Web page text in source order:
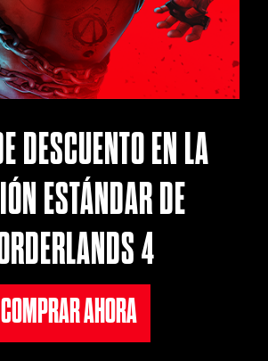
DESCUENTO EN LA
ESTÁNDAR DE
4
COMPRAR AHORA